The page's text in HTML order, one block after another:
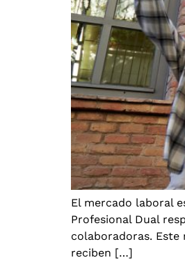
El mercado laboral
Profesional Dual
colaboradoras.
reciben […]